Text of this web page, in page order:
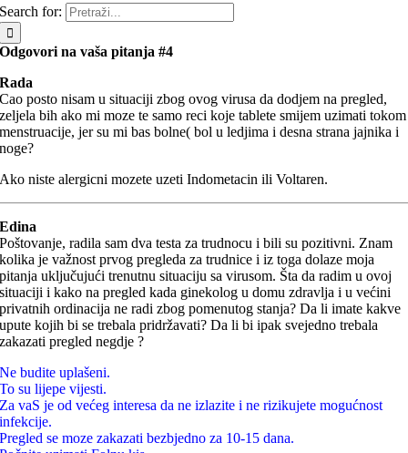
Search for:
Odgovori na vaša pitanja #4
Rada
Cao posto nisam u situaciji zbog ovog virusa da dodjem na pregled,
zeljela bih ako mi moze te samo reci koje tablete smijem uzimati tokom
menstruacije, jer su mi bas bolne( bol u ledjima i desna strana jajnika i
noge?
Ako niste alergicni mozete uzeti Indometacin ili Voltaren.
Edina
Poštovanje, radila sam dva testa za trudnocu i bili su pozitivni. Znam
kolika je važnost prvog pregleda za trudnice i iz toga dolaze moja
pitanja uključujući trenutnu situaciju sa virusom. Šta da radim u ovoj
situaciji i kako na pregled kada ginekolog u domu zdravlja i u većini
privatnih ordinacija ne radi zbog pomenutog stanja? Da li imate kakve
upute kojih bi se trebala pridržavati? Da li bi ipak svejedno trebala
zakazati pregled negdje ?
Ne budite uplašeni.
To su lijepe vijesti.
Za vaS je od većeg interesa da ne izlazite i ne rizikujete mogućnost
infekcije.
Pregled se moze zakazati bezbjedno za 10-15 dana.